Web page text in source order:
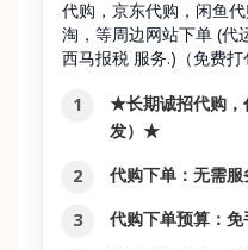
国内 - 无补偿品项
我们的服务
代购服务
代购，京东代购，闲鱼
淘，等周边网站下单 (代
西马报税 服务.)（免费打
★长期诚招代购，
发）★
代购下单：无需
代购下单预算：免